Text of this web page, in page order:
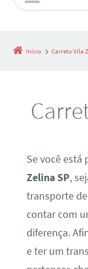
Início Carreto Vila
Se você está
Zelina SP,
transporte
contar com
diferença.
e ter um